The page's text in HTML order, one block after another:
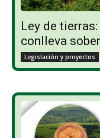
Ley de
conlleva
Legislación y proyectos